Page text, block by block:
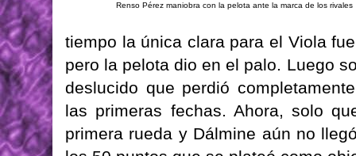
Renso Pérez maniobra con la pelota ante la marca de los rivales
tiempo la única clara para el Viola
pero la pelota dio en el palo. Luego
deslucido que perdió
las primeras fechas. Ahora, solo
primera rueda y Dálmine aún no